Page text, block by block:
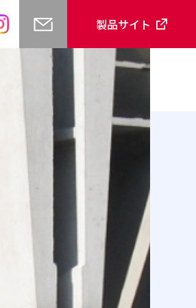
製品サイト